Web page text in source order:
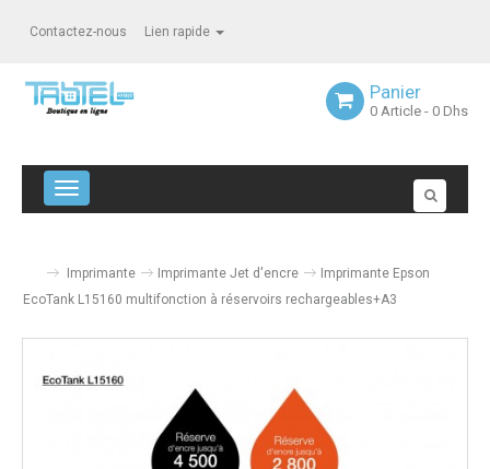
Contactez-nous Lien rapide
Panier
0 Article - 0 Dhs
Navigation bascule
Imprimante Imprimante Jet d'encre
Imprimante Epson
EcoTank L15160 multifonction à réservoirs rechargeables+A3